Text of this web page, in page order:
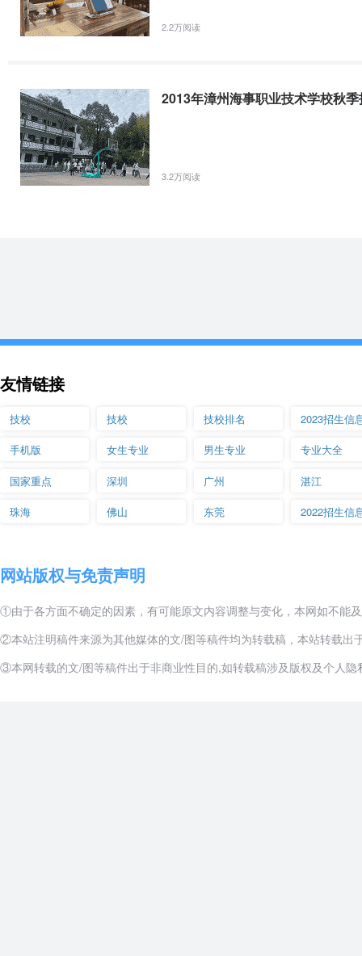
2.2万阅读
2013年漳州海事职业技术学校秋
3.2万阅读
友情链接
技校 技校 技校排名 2023招生信
手机版 女生专业 男生专业 专业大全
国家重点 深圳 广州 湛江
珠海 佛山 东莞 2022招生信
网站版权与免责声明
①由于各方面不确定的因素，有可能原文内容调整与变化，本网如不能
②本站注明稿件来源为其他媒体的文/图等稿件均为转载稿，本站转载
③本网转载的文/图等稿件出于非商业性目的,如转载稿涉及版权及个人